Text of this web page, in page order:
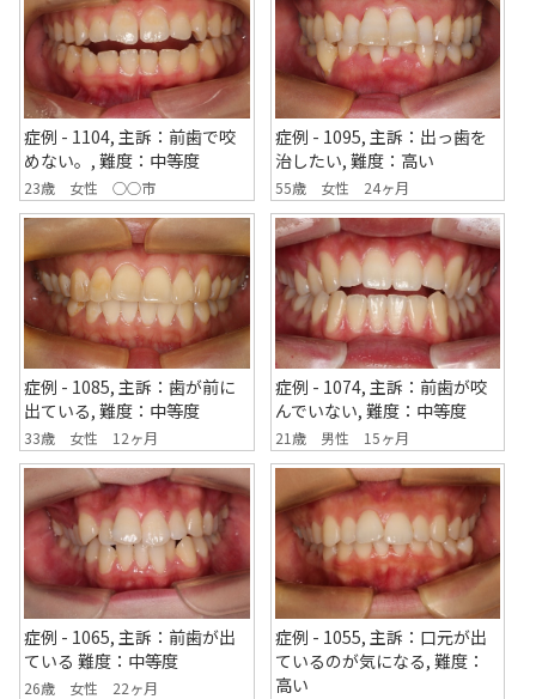
症例 - 1104, 主訴：前歯で咬
めない。, 難度：中等度
23歳 女性 ○○市
症例 - 1095, 主訴：出っ歯を
治したい, 難度：高い
55歳 女性 24ヶ月
症例 - 1085, 主訴：歯が前に
出ている, 難度：中等度
33歳 女性 12ヶ月
症例 - 1074, 主訴：前歯が咬
んでいない, 難度：中等度
21歳 男性 15ヶ月
症例 - 1065, 主訴：前歯が出
ている 難度：中等度
26歳 女性 22ヶ月
症例 - 1055, 主訴：口元が出
ているのが気になる, 難度：
高い